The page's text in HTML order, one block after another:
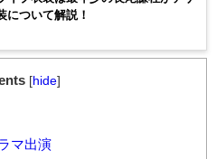
について解説！
[hide]
マ出演